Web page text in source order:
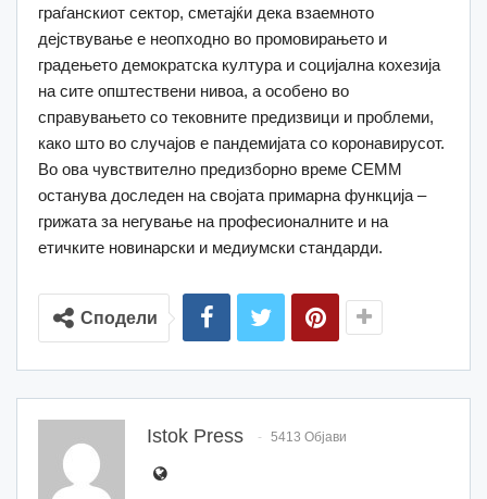
граѓанскиот сектор, сметајќи дека взаемното
дејствување е неопходно во промовирањето и
градењето демократска култура и социјална кохезија
на сите општествени нивоа, а особено во
справувањето со тековните предизвици и проблеми,
како што во случајов е пандемијата со коронавирусот.
Во ова чувствително предизборно време СЕММ
останува доследен на својата примарна функција –
грижата за негување на професионалните и на
етичките новинарски и медиумски стандарди.
Сподели
Istok Press 5413 Објави